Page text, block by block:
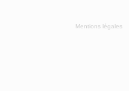
Mentions légales